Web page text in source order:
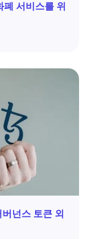
서비스를 위
넌스 토큰 외